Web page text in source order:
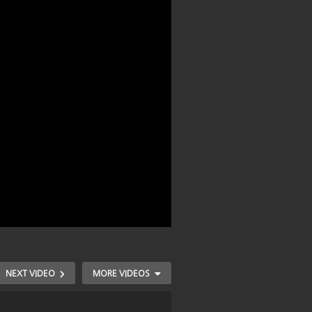
NEXT VIDEO MORE VIDEOS